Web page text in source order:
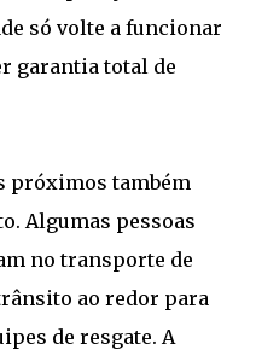
só volte a funcionar
garantia total de
próximos também
Algumas pessoas
no transporte de
ao redor para
de resgate. A